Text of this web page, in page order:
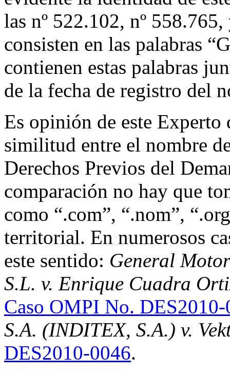
las nº 522.102, nº
consisten en las palabras
contienen estas palabras
de la fecha de registro del
Es opinión de este
similitud entre el nombre
Derechos Previos del
comparación no hay que
como “.com”, “.nom”,
territorial. En numerosos
este sentido: General
S.L. v. Enrique Cuadra
Caso OMPI No.
S.A. (INDITEX, S.A.) v.
DES2010-0046.